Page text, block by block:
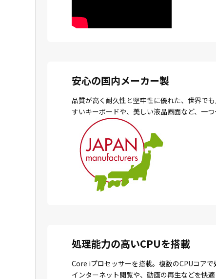
安心の国内メーカー製
品質が高く耐久性と堅牢性に優れた、世界で
すいキーボードや、美しい液晶画面など、一
処理能力の高いCPUを搭載
Core iプロセッサーを搭載。複数のCPUコア
インターネット閲覧や、動画の再生などを快適